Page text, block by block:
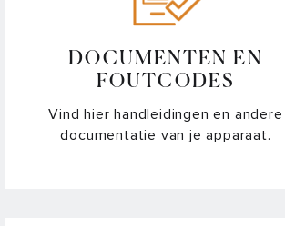
DOCUMENTEN EN
FOUTCODES
Vind hier handleidingen en andere
documentatie van je apparaat.